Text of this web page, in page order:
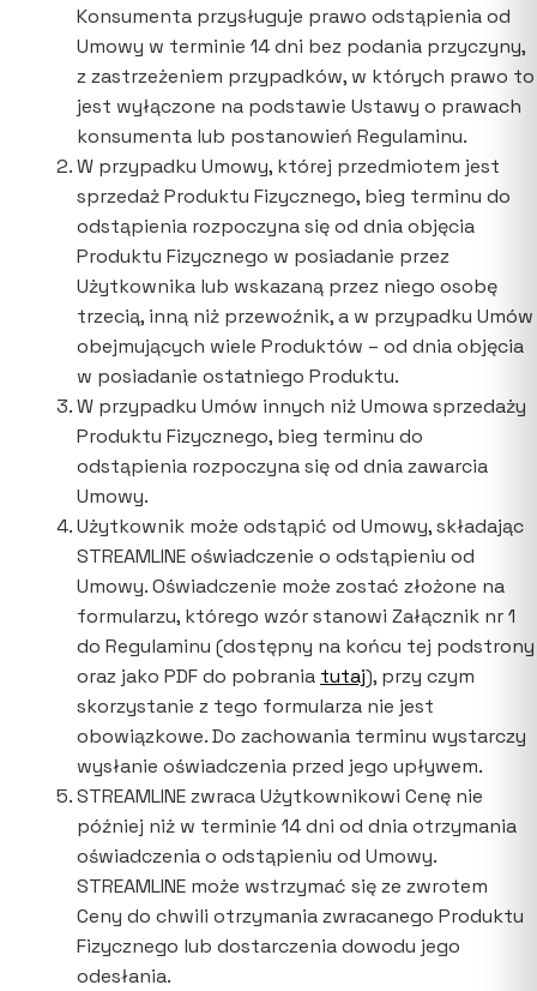
Konsumenta przysługuje prawo odstąpienia od
Umowy w terminie 14 dni bez podania przyczyny,
z zastrzeżeniem przypadków, w których prawo to
jest wyłączone na podstawie Ustawy o prawach
konsumenta lub postanowień Regulaminu.
W przypadku Umowy, której przedmiotem jest
sprzedaż Produktu Fizycznego, bieg terminu do
odstąpienia rozpoczyna się od dnia objęcia
Produktu Fizycznego w posiadanie przez
Użytkownika lub wskazaną przez niego osobę
trzecią, inną niż przewoźnik, a w przypadku Umów
obejmujących wiele Produktów – od dnia objęcia
w posiadanie ostatniego Produktu.
W przypadku Umów innych niż Umowa sprzedaży
Produktu Fizycznego, bieg terminu do
odstąpienia rozpoczyna się od dnia zawarcia
Umowy.
Użytkownik może odstąpić od Umowy, składając
STREAMLINE oświadczenie o odstąpieniu od
Umowy. Oświadczenie może zostać złożone na
formularzu, którego wzór stanowi Załącznik nr 1
do Regulaminu (dostępny na końcu tej podstrony
oraz jako PDF do pobrania tutaj), przy czym
skorzystanie z tego formularza nie jest
obowiązkowe. Do zachowania terminu wystarczy
wysłanie oświadczenia przed jego upływem.
STREAMLINE zwraca Użytkownikowi Cenę nie
później niż w terminie 14 dni od dnia otrzymania
oświadczenia o odstąpieniu od Umowy.
STREAMLINE może wstrzymać się ze zwrotem
Ceny do chwili otrzymania zwracanego Produktu
Fizycznego lub dostarczenia dowodu jego
odesłania.